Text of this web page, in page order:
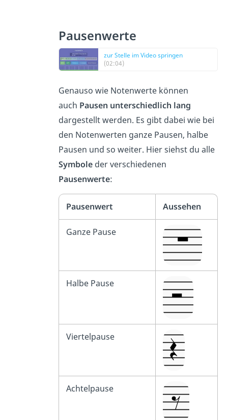
Pausenwerte
zur Stelle im Video springen
(02:04)
Genauso wie Notenwerte können
auch Pausen unterschiedlich lang
dargestellt werden. Es gibt dabei wie bei
den Notenwerten ganze Pausen, halbe
Pausen und so weiter. Hier siehst du alle
Symbole der verschiedenen
Pausenwerte:
Pausenwert Aussehen
Ganze Pause
Halbe Pause
Viertelpause
Achtelpause